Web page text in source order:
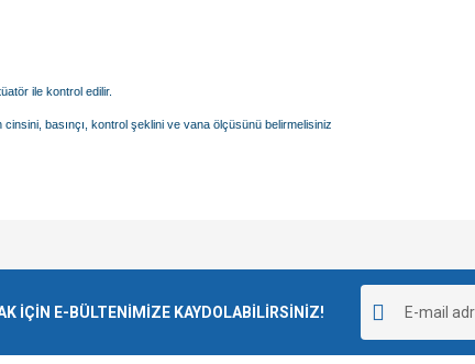
ile kontrol edilir.
cinsini, basınçı, kontrol şeklini ve vana ölçüsünü belirmelisiniz
İÇİN E-BÜLTENİMİZE KAYDOLABİLİRSİNİZ!